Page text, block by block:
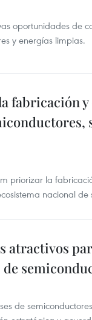
oportunidades de
y energías limpias.
fabricación y
priorizar la
nacional de
atractivos
de